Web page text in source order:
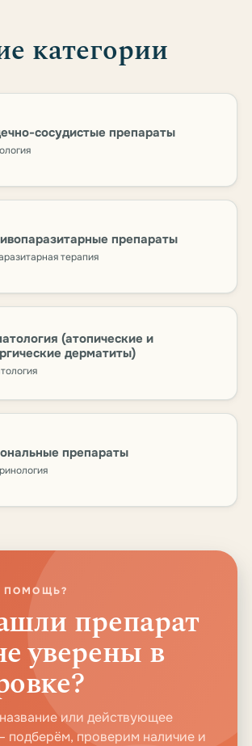
категории
сосудистые препараты
препараты
терапия
(атопические и
дерматиты)
препараты
ПОМОЩЬ?
препарат
уверены в
или действующее
подберём, проверим наличие и